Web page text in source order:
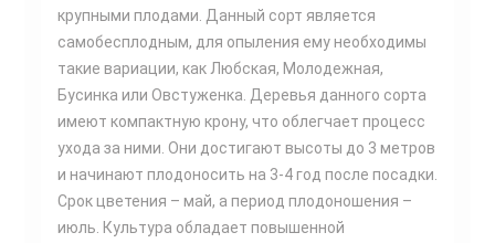
крупными плодами. Данный сорт является
самобесплодным, для опыления ему необходимы
такие вариации, как Любская, Молодежная,
Бусинка или Овстуженка. Деревья данного сорта
имеют компактную крону, что облегчает процесс
ухода за ними. Они достигают высоты до 3 метров
и начинают плодоносить на 3-4 год после посадки.
Срок цветения – май, а период плодоношения –
июль. Культура обладает повышенной